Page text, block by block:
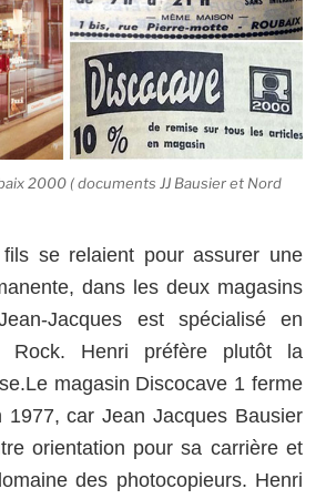
2000 ( documents JJ Bausier et Nord
se relaient pour assurer une
dans les deux magasins
Jacques est spécialisé en
Rock. Henri préfère plutôt la
Le magasin Discocave 1 ferme
1977, car Jean Jacques Bausier
orientation pour sa carrière et
des photocopieurs. Henri